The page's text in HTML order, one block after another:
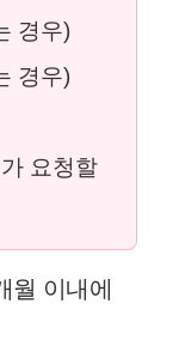
경우)
경우)
요청할
월 이내에